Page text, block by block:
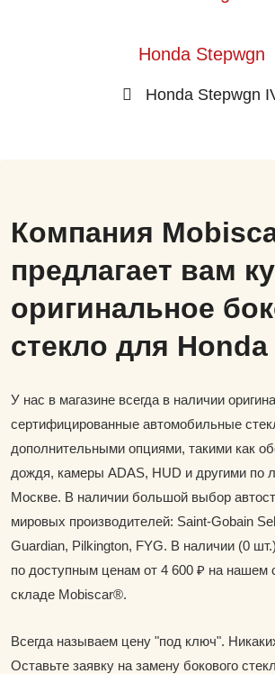
Honda Stepwgn
Honda Stepwgn
Компания
предлагает вам
оригинальное
стекло для Honda
У нас в магазине всегда в наличии
сертифицированные автомобильные
дополнительными опциями, такими как
дождя, камеры ADAS, HUD и другими по
Москве. В наличии большой выбор
мировых производителей: Saint-Gobain
Guardian, Pilkington, FYG. В наличии (0
по доступным ценам от 4 600 ₽ на нашем
складе Mobiscar®.
Всегда называем цену "под ключ".
Оставьте заявку на замену бокового